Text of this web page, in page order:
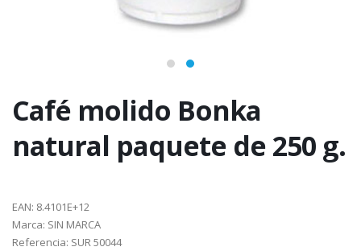
Café molido Bonka
natural paquete de 250 g.
EAN: 8.4101E+12
Marca: SIN MARCA
Referencia: SUR 50044